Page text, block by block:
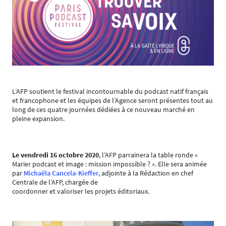
L’AFP soutient le festival incontournable du podcast natif français
et francophone et les équipes de l’Agence seront présentes tout au
long de ces quatre journées dédiées à ce nouveau marché en
pleine expansion.
Le vendredi 16 octobre 2020, l’AFP parrainera la table ronde «
Marier podcast et image : mission impossible ? ». Elle sera animée
par Michaëla Cancela-Kieffer, adjointe à la Rédaction en chef
Centrale de l’AFP, chargée de
coordonner et valoriser les projets éditoriaux.